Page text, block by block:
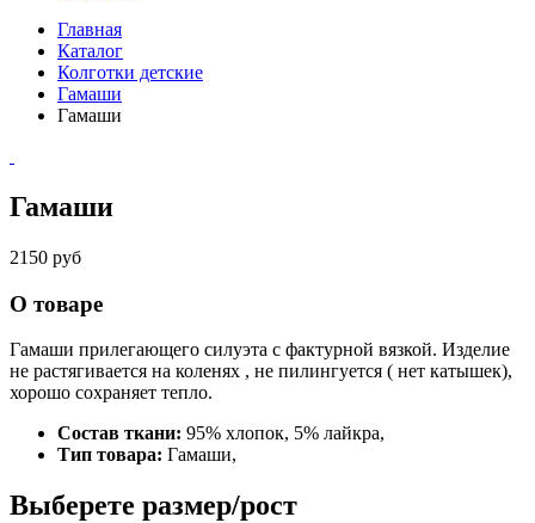
Главная
Каталог
Колготки детские
Гамаши
Гамаши
Гамаши
2150 руб
О товаре
Гамаши прилегающего силуэта с фактурной вязкой. Изделие
не растягивается на коленях , не пилингуется ( нет катышек),
хорошо сохраняет тепло.
Состав ткани: 95% хлопок, 5% лайкра,
Тип товара: Гамаши,
Выберете размер/рост